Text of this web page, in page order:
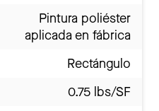
Pintura poliéster
aplicada en fábrica
Rectángulo
0.75 lbs/SF